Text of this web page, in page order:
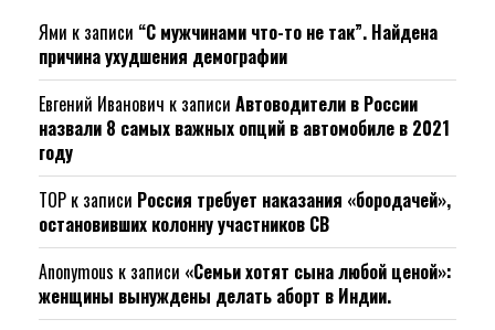
Ями к записи “С мужчинами что-то не так”. Найдена
причина ухудшения демографии
Евгений Иванович к записи Автоводители в России
назвали 8 самых важных опций в автомобиле в 2021
году
ТОР к записи Россия требует наказания «бородачей»,
остановивших колонну участников СВ
Anonymous к записи «Семьи хотят сына любой ценой»:
женщины вынуждены делать аборт в Индии.